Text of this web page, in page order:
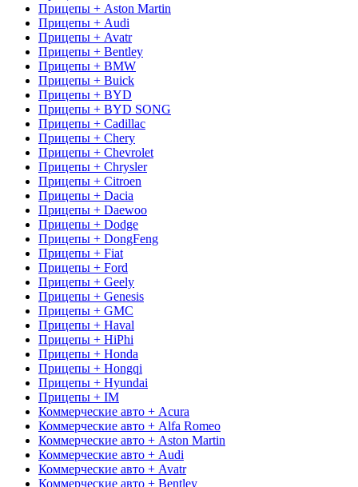
Прицепы + Aston Martin
Прицепы + Audi
Прицепы + Avatr
Прицепы + Bentley
Прицепы + BMW
Прицепы + Buick
Прицепы + BYD
Прицепы + BYD SONG
Прицепы + Cadillac
Прицепы + Chery
Прицепы + Chevrolet
Прицепы + Chrysler
Прицепы + Citroen
Прицепы + Dacia
Прицепы + Daewoo
Прицепы + Dodge
Прицепы + DongFeng
Прицепы + Fiat
Прицепы + Ford
Прицепы + Geely
Прицепы + Genesis
Прицепы + GMC
Прицепы + Haval
Прицепы + HiPhi
Прицепы + Honda
Прицепы + Hongqi
Прицепы + Hyundai
Прицепы + IM
Коммерческие авто + Acura
Коммерческие авто + Alfa Romeo
Коммерческие авто + Aston Martin
Коммерческие авто + Audi
Коммерческие авто + Avatr
Коммерческие авто + Bentley